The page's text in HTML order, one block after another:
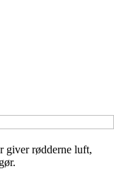
giver rødderne luft,